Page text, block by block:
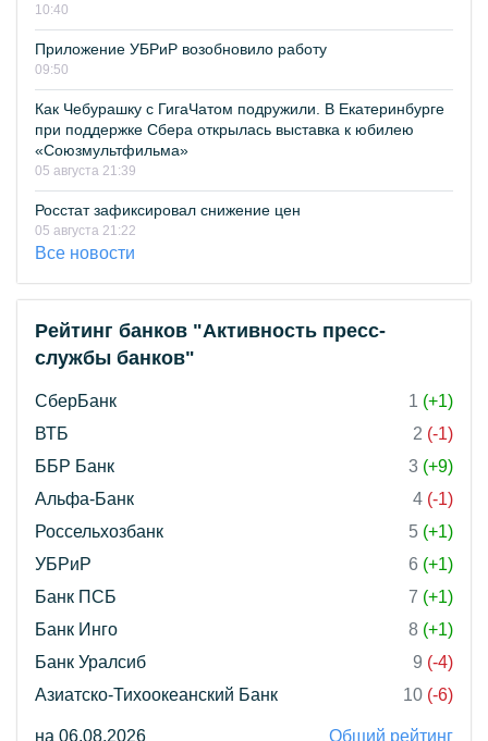
10:40
Приложение УБРиР возобновило работу
09:50
Как Чебурашку с ГигаЧатом подружили. В Екатеринбурге
при поддержке Сбера открылась выставка к юбилею
«Союзмультфильма»
05 августа 21:39
Росстат зафиксировал снижение цен
05 августа 21:22
Все новости
Рейтинг банков "Активность пресс-
службы банков"
СберБанк 1 (+1)
ВТБ
2 (-1)
ББР Банк
3 (+9)
Альфа-Банк
4 (-1)
Россельхозбанк
5 (+1)
УБРиР
6 (+1)
Банк ПСБ
7 (+1)
Банк Инго
8 (+1)
Банк Уралсиб
9 (-4)
Азиатско-Тихоокеанский Банк
10 (-6)
на 06.08.2026 Общий рейтинг